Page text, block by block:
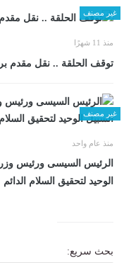
غير مصنف
منذ 11 شهرًا
توقف الحلقة .. نقل مقدم برنامج 90 دقيقة إلى
غير مصنف
منذ عام واحد
الرئيس السيسى ورئيس
الوحيد لتحقيق السلام الدائم
بحث سريع: